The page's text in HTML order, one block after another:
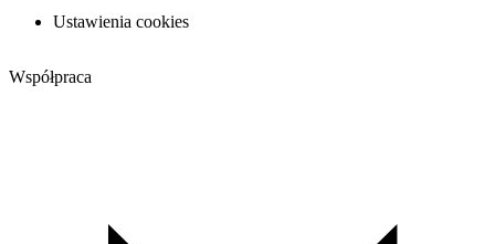
Ustawienia cookies
Współpraca